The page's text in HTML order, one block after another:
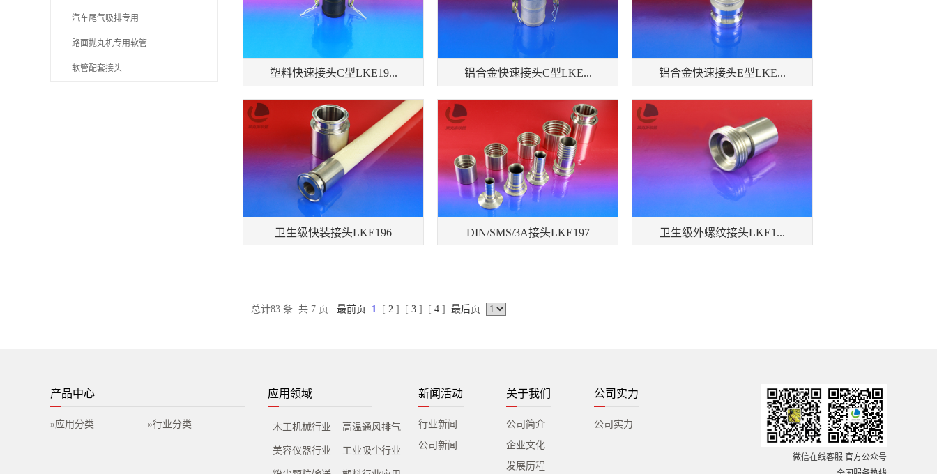
汽车尾气吸排专用
路面抛丸机专用软管
软管配套接头 塑料快速接头C型LKE19... 铝合金快速接头C型LKE... 铝合金快速接头E型LKE...
卫生级快装接头LKE196 DIN/SMS/3A接头LKE197 卫生级外螺纹接头LKE1...
总计83 条 共 7 页 最前页 1 [ 2 ] [ 3 ] [ 4 ] 最后页
微信在线客服 官方公众号
产品中心
»应用分类 »行业分类
应用领域
木工机械行业 高温通风排气
美容仪器行业 工业吸尘行业
新闻活动
行业新闻
公司新闻
关于我们
公司简介
企业文化
发展历程
公司实力
公司实力